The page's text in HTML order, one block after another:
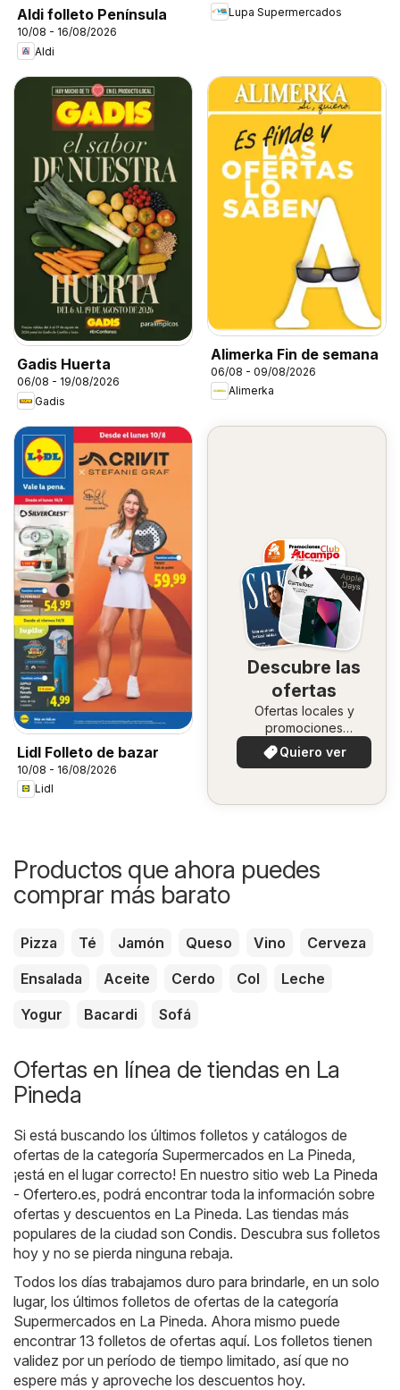
Aldi folleto Península
10/08 - 16/08/2026
Aldi
Lupa Supermercados
Gadis Huerta
06/08 - 19/08/2026
Gadis
Alimerka Fin de semana
06/08 - 09/08/2026
Alimerka
Lidl Folleto de bazar
10/08 - 16/08/2026
Lidl
Descubre las
ofertas
Ofertas locales y
promociones
especiales.
Quiero ver
Productos que ahora puedes
comprar más barato
Pizza Té Jamón Queso Vino
Cerveza
Ensalada
Aceite Cerdo Col
Leche
Yogur
Bacardi Sofá
Ofertas en línea de tiendas en La
Pineda
Si está buscando los últimos folletos y catálogos de
ofertas de la categoría Supermercados en La Pineda,
¡está en el lugar correcto! En nuestro sitio web La Pineda
- Ofertero.es , podrá encontrar toda la información sobre
ofertas y descuentos en La Pineda. Las tiendas más
populares de la ciudad son Condis. Descubra sus folletos
hoy y no se pierda ninguna rebaja.
Todos los días trabajamos duro para brindarle, en un solo
lugar, los últimos folletos de ofertas de la categoría
Supermercados en La Pineda. Ahora mismo puede
encontrar 13 folletos de ofertas aquí. Los folletos tienen
validez por un período de tiempo limitado, así que no
espere más y aproveche los descuentos hoy.